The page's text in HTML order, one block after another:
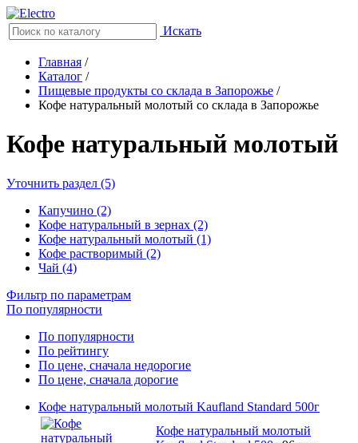
Искать
Главная /
Каталог /
Пищевые продукты со склада в Запорожье /
Кофе натуральный молотый со склада в Запорожье
Кофе натуральный молотый
Уточнить раздел (5)
Капучино (2)
Кофе натуральный в зернах (2)
Кофе натуральный молотый (1)
Кофе растворимый (2)
Чай (4)
Фильтр по параметрам
По популярности
По популярности
По рейтингу
По цене, сначала недорогие
По цене, сначала дорогие
Кофе натуральный молотый Kaufland Standard 500г
Кофе натуральный молотый